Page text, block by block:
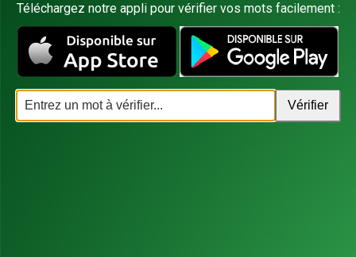
Téléchargez notre appli pour vérifier vos mots facilement :